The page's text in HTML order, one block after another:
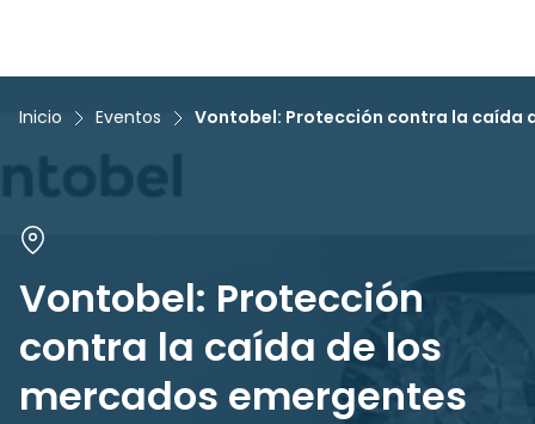
Inicio Eventos Vontobel: Protección contra la caída
Vontobel: Protección
contra la caída de los
mercados emergentes